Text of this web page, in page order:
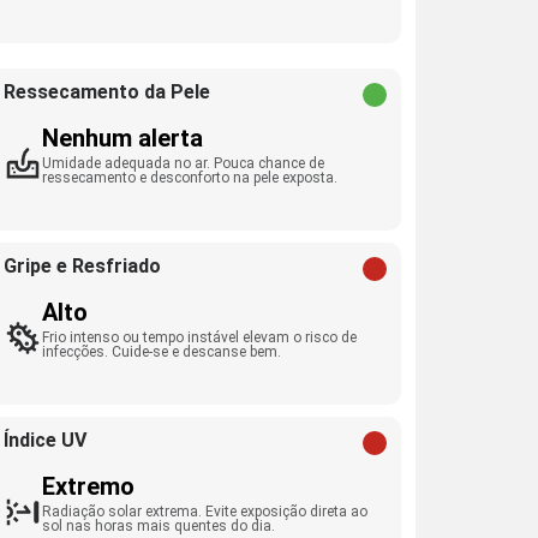
Ressecamento da Pele
Nenhum alerta
Umidade adequada no ar. Pouca chance de
ressecamento e desconforto na pele exposta.
Gripe e Resfriado
Alto
Frio intenso ou tempo instável elevam o risco de
infecções. Cuide-se e descanse bem.
Índice UV
Extremo
Radiação solar extrema. Evite exposição direta ao
sol nas horas mais quentes do dia.